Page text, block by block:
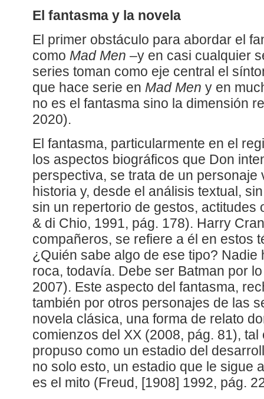
El fantasma y la novela
El primer obstáculo para abordar el
como Mad Men –y en casi cualquier
series toman como eje central el
que hace serie en Mad Men y en
no es el fantasma sino la dimensión
2020).
El fantasma, particularmente en el
los aspectos biográficos que Don
perspectiva, se trata de un personaje
historia y, desde el análisis textual,
sin un repertorio de gestos, actitudes
& di Chio, 1991, pág. 178). Harry
compañeros, se refiere a él en estos
¿Quién sabe algo de ese tipo? Nadie
roca, todavía. Debe ser Batman por
2007). Este aspecto del fantasma,
también por otros personajes de las
novela clásica, una forma de relato
comienzos del XX (2008, pág. 81),
propuso como un estadio del
no solo esto, un estadio que le sigue
es el mito (Freud, [1908] 1992, pág.